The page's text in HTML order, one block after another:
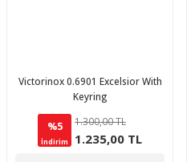
Victorinox 0.6901 Excelsior With
Keyring
%5
İndirim
1.300,00 TL
1.235,00 TL